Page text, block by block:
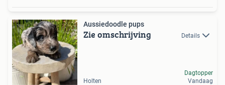
Aussiedoodle pups
Zie omschrijving Details
Holten
Dagtopper
Vandaag